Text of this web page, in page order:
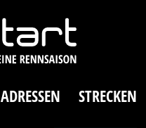
ADRESSEN STRECKEN